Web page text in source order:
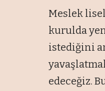
Meslek
kurulda
istediğini
edeceğiz.